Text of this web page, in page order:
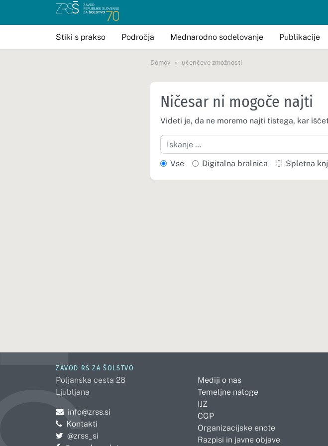
Stiki s prakso Področja Mednarodno sodelovanje Publikacije
Domov učenčeve zmožnosti
Ničesar ni mogoče najti
Videti je, da ne moremo najti tistega, kar
Iskanje
Vse Digitalna bralnica Spletna
ZAVOD RS ZA ŠOLSTVO
Poljanska cesta 28
Ljubljana
Pošljite e-mail na
info@zrss.si
Kontakti
Pojdite na Twitter:
@zrss_si
Mediji o nas
Temeljne naloge
IJZ
CGP
Organizacijske enote
Razpisi in javne objave